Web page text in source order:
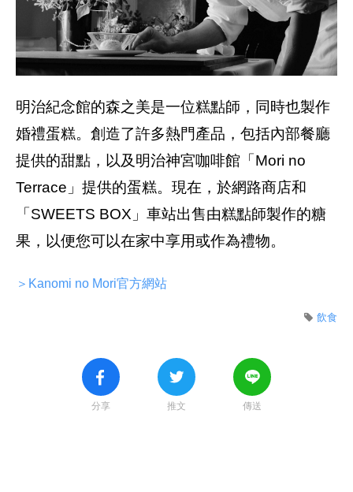
明治紀念館的森之美是一位糕點師，同時也製作
婚禮蛋糕。創造了許多熱門產品，包括內部餐廳
提供的甜點，以及明治神宮咖啡館「Mori no
Terrace」提供的蛋糕。現在，於網路商店和
「SWEETS BOX」車站出售由糕點師製作的糖
果，以便您可以在家中享用或作為禮物。
＞Kanomi no Mori官方網站
飲食
分享 推文 傳送